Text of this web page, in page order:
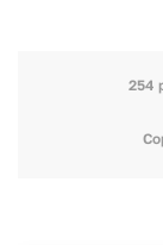
254